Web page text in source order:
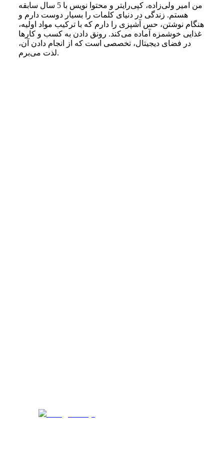
من امیر ولی‌زاده، کپی‌رایتر و محتوا نویس با 5 سال سابقه
هستم. زندگی در دنیای کلمات را بسیار دوست دارم و
هنگام نوشتن، حس آشپزی را دارم که با ترکیب مواد اولیه،
غذایی خوشمزه آماده می‌کند. رونق دادن به کسب و کارها
در فضای دیجیتال، تخصصی است که از انجام دادن آن،
لذت می‌برم.